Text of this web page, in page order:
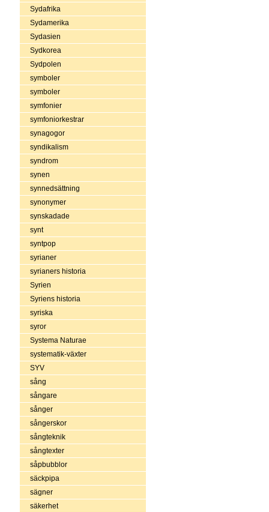
Sydafrika
Sydamerika
Sydasien
Sydkorea
Sydpolen
symboler
symboler
symfonier
symfoniorkestrar
synagogor
syndikalism
syndrom
synen
synnedsättning
synonymer
synskadade
synt
syntpop
syrianer
syrianers historia
Syrien
Syriens historia
syriska
syror
Systema Naturae
systematik-växter
SYV
sång
sångare
sånger
sångerskor
sångteknik
sångtexter
såpbubblor
säckpipa
sägner
säkerhet